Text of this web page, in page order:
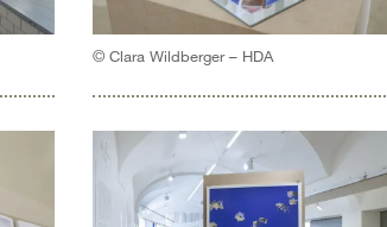
© Clara Wildberger – HDA